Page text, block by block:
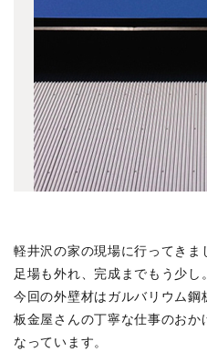
料理 (6)
旅行 (5)
あそび (2)
meets A! (4)
中目黒 LIVSUS (1)
深大寺元町の家 (1)
下目黒の家 (3)
関前の家 (2)
軽井沢の家の現場に行ってきま
足場も外れ、完成までもう少し。
今回の外壁材はガルバリウム鋼
板金屋さんの丁寧な仕事のおか
なっています。